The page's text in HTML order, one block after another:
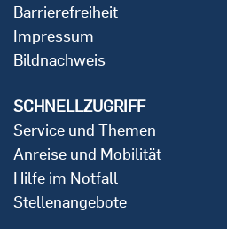
Barrierefreiheit
Impressum
Bildnachweis
SCHNELLZUGRIFF
Service und Themen
Anreise und Mobilität
Hilfe im Notfall
Stellenangebote